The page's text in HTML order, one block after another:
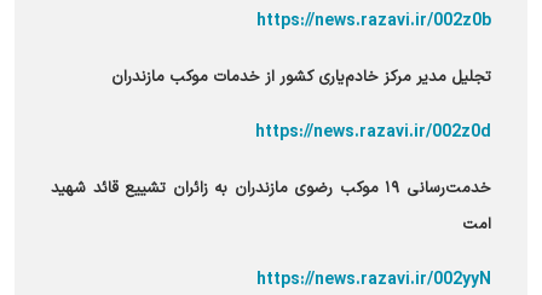
https://news.razavi.ir/002z0b
تجلیل مدیر مرکز خادم‌یاری کشور از خدمات موکب مازندران
https://news.razavi.ir/002z0d
خدمت‌رسانی ۱۹ موکب رضوی مازندران به زائران تشییع قائد شهید
امت
https://news.razavi.ir/002yyN